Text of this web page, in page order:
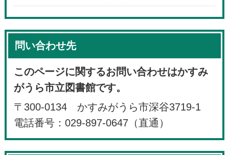
問い合わせ先
このページに関するお問い合わせはかすみ
がうら市立図書館です。
〒300-0134 かすみがうら市深谷3719-1
電話番号：029-897-0647（直通）